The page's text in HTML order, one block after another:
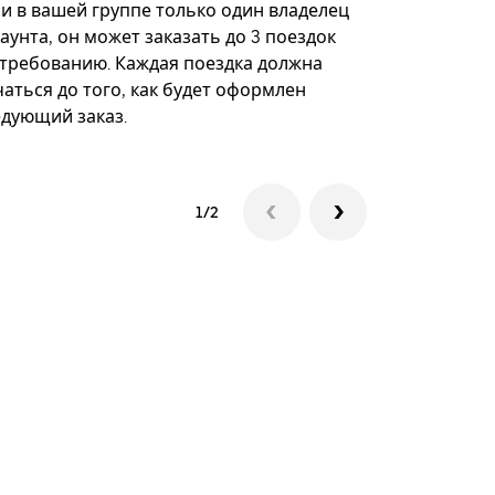
в вашей группе только один владелец
он может заказать до 3 поездок
Каждая поездка должна
до того, как будет оформлен
заказ.
1/2